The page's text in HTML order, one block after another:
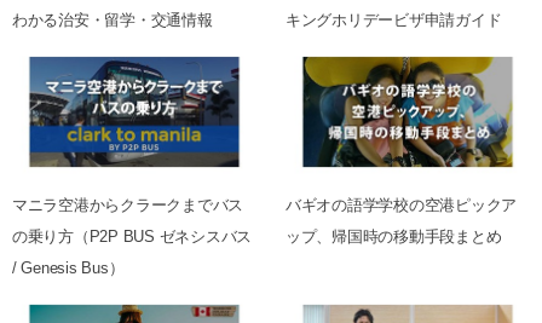
わかる治安・留学・交通情報
キングホリデービザ申請ガイド
マニラ空港からクラークまでバス
の乗り方（P2P BUS ゼネシスバス
/ Genesis Bus）
バギオの語学学校の空港ピックア
ップ、帰国時の移動手段まとめ